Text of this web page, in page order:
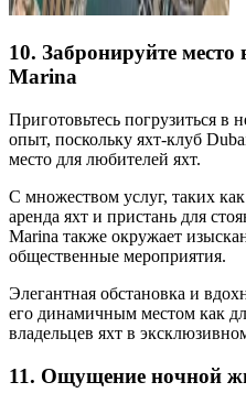
10. Забронируйте место
Marina
Приготовьтесь погрузиться в
опыт, поскольку яхт-клуб
место для любителей яхт.
С множеством услуг, таких
аренда яхт и пристань для
Marina также окружает
общественные мероприятия.
Элегантная обстановка и
его динамичным местом как
владельцев яхт в
11. Ощущение ночной